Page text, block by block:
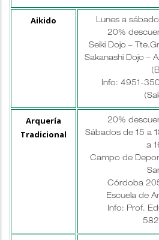
Aikido
Lunes a
20%
Seiki Dojo –
Sakanashi Dojo –
Info: 4951-
Arquería
Tradicional
20%
Sábados de 15 a
a
Campo de
Córdoba
Escuela de
Info: Prof.